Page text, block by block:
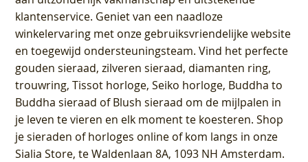
klantenservice. Geniet van een naadloze
winkelervaring met onze gebruiksvriendelijke website
en toegewijd ondersteuningsteam. Vind het perfecte
gouden sieraad, zilveren sieraad, diamanten ring,
trouwring, Tissot horloge, Seiko horloge, Buddha to
Buddha sieraad of Blush sieraad om de mijlpalen in
je leven te vieren en elk moment te koesteren. Shop
je sieraden of horloges online of kom langs in onze
Sialia Store, te Waldenlaan 8A, 1093 NH Amsterdam.